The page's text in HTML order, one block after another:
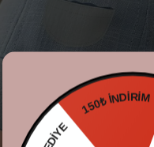
150₺ İNDİRİM